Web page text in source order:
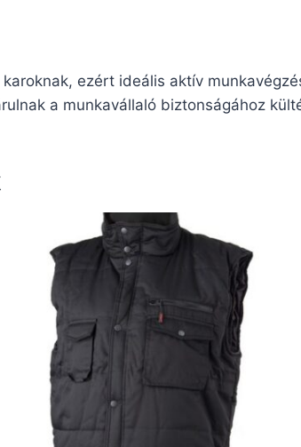
ezért ideális aktív
a munkavállaló biztonságához